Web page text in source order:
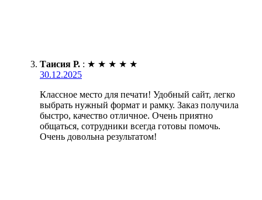
Таисия Р. : ★ ★ ★ ★ ★
30.12.2025
Классное место для печати! Удобный сайт, легко
выбрать нужный формат и рамку. Заказ получила
быстро, качество отличное. Очень приятно
общаться, сотрудники всегда готовы помочь.
Очень довольна результатом!